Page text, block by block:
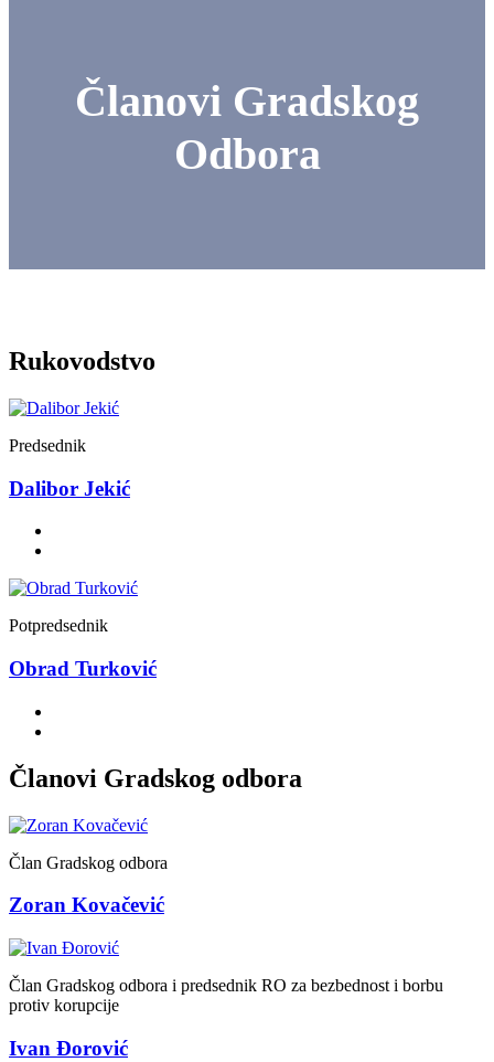
Članovi Gradskog
Odbora
Rukovodstvo
Predsednik
Dalibor Jekić
Potpredsednik
Obrad Turković
Članovi Gradskog odbora
Član Gradskog odbora
Zoran Kovačević
Član Gradskog odbora i predsednik RO za bezbednost i borbu
protiv korupcije
Ivan Đorović